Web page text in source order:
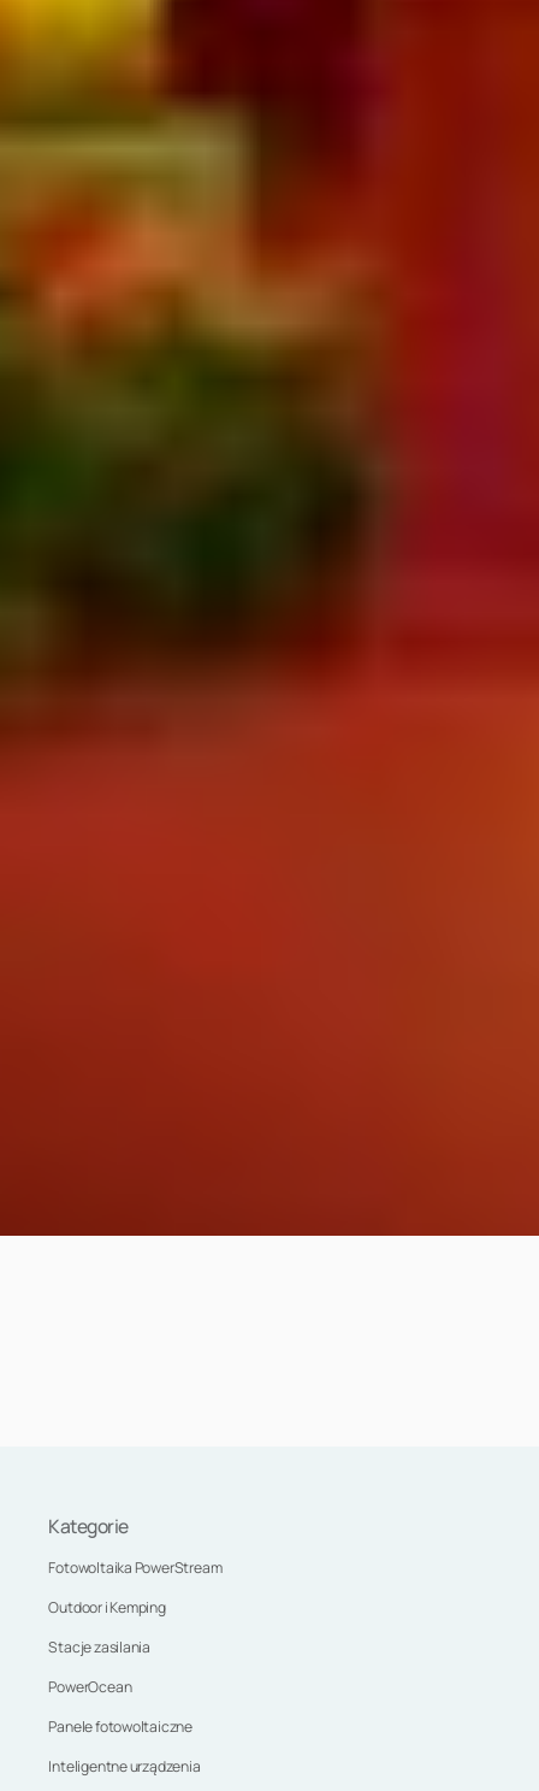
Kategorie
Fotowoltaika PowerStream
Outdoor i Kemping
Stacje zasilania
PowerOcean
Panele fotowoltaiczne
Inteligentne urządzenia